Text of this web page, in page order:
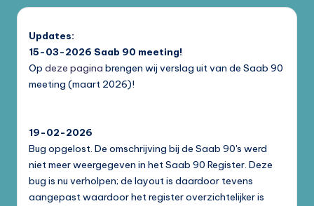
Updates:
15-03-2026 Saab 90 meeting!
Op deze pagina brengen wij verslag uit van de Saab 90
meeting (maart 2026)!
19-02-2026
Bug opgelost. De omschrijving bij de Saab 90's werd
niet meer weergegeven in het Saab 90 Register. Deze
bug is nu verholpen; de layout is daardoor tevens
aangepast waardoor het register overzichtelijker is